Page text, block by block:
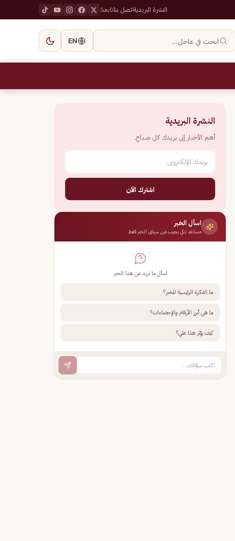
النشرة البريديةاتصل بناتابعنا:
ابحث في عاجل… EN
النشرة البريدية
أهم الأخبار إلى بريدك كل صباح.
اشترك الآن
اسأل الخبر
مساعد ذكي يجيب من سياق الخبر فقط
اسأل ما تريد عن هذا الخبر
ما الفكرة الرئيسية للخبر؟
ما هي أبرز الأرقام والإحصاءات؟
كيف يؤثر هذا علي؟